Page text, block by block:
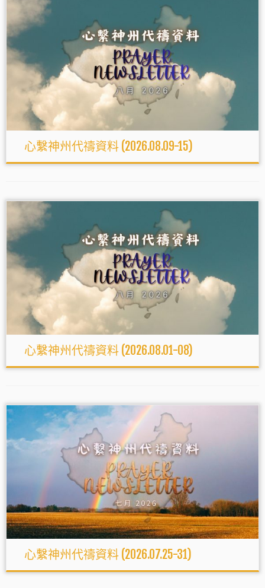
心繫神州代禱資料 (2026.08.09-15)
心繫神州代禱資料 (2026.08.01-08)
心繫神州代禱資料 (2026.07.25-31)